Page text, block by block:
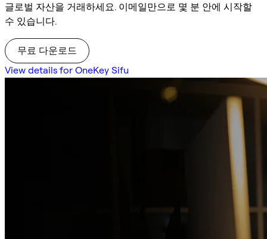
글로벌 자산을 거래하세요. 이메일만으로 몇 분 안에 시작할
수 있습니다.
무료 다운로드
View details for OneKey Sifu